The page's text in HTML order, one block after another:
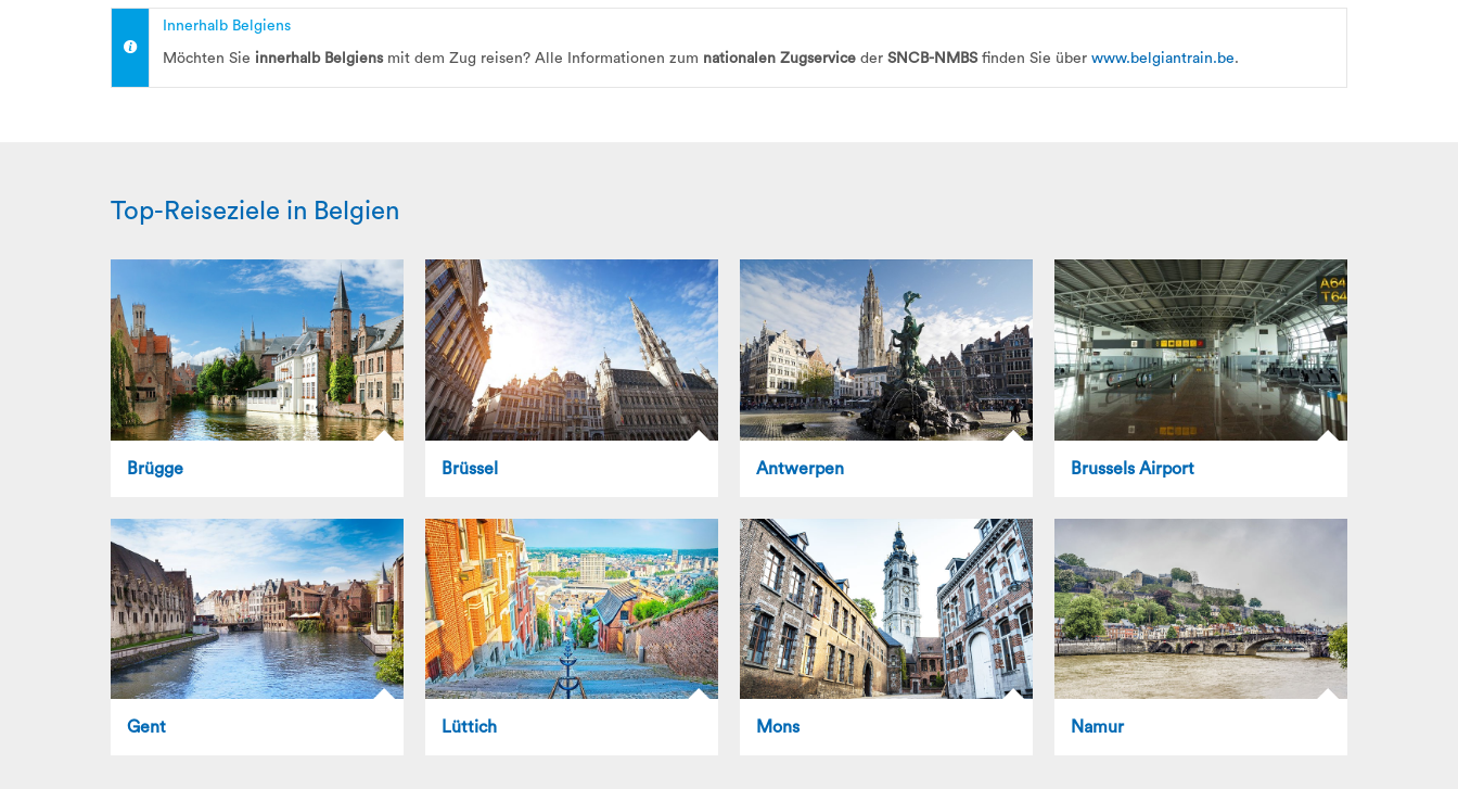
Innerhalb Belgiens
Möchten Sie innerhalb Belgiensmit dem Zug reisen? Alle Informationen zum nationalen Zugservice der SNCB-NMBSfinden Sie über www.belgiantrain.be.
Top-Reiseziele in Belgien
Brügge Brüssel Antwerpen Brussels Airport
Gent Lüttich Mons Namur